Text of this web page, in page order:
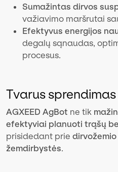
Sumažintas dirvos
važiavimo maršrutai
Efektyvus energijos
degalų sąnaudas,
procesus.
Tvarus sprendimas
AGXEED AgBot ne tik
efektyviai planuoti trąšų
prisidedant prie
žemdirbystės.